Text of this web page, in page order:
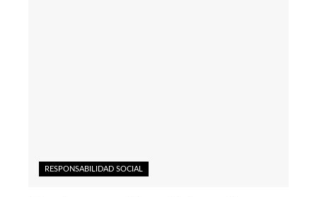
RESPONSABILIDAD SOCIAL